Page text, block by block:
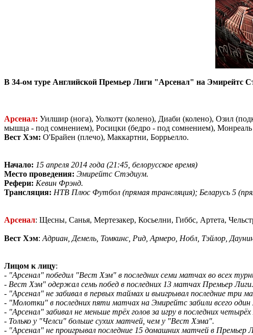
В 34-ом туре Английской Премьер Лиги "Арсенал" на Эмирейтс
Арсенал: Уилшир (нога), Уолкотт (колено), Диаби (колено), Озил
мышца - под сомнением), Росицки (бедро - под сомнением),
Вест Хэм: О'Брайен (плечо), Маккартни, Боррьелло.
Начало: 15 апреля 2014 года (21:45, белорусское время)
Место проведения: Эмирейтс Стэдиум.
Рефери: Кевин Фрэнд.
Трансляция: НТВ Плюс Футбол (прямая трансляция); Беларусь 5
Арсенал: Щесны, Санья, Мертезакер, Косьелни, Гиббс, Артета,
Вест Хэм: Адриан, Демель, Томкинс, Рид, Армеро, Нобл, Тэйлор,
Лицом к лицу:
- "Арсенал" победил "Вест Хэм" в последних семи матчах во всех
- Вест Хэм" одержал семь побед в последних 13 матчах Премьер Лиги.
- "Арсенал" не забивал в первых таймах и выигрывал последние три
- "Молотки" в последних пяти матчах на Эмирейтс забили всего один
- "Арсенал" забивал не меньше трёх голов за игру в последних
- Только у "Челси" больше сухих матчей, чем у "Вест Хэма".
- "Арсенал" не проигрывал последние 15 домашних матчей в Премьер